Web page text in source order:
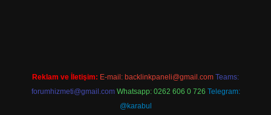
Reklam ve İletişim: E-mail: backlinkpaneli@gmail.com Teams:
forumhizmeti@gmail.com Whatsapp: 0262 606 0 726 Telegram:
@karabul